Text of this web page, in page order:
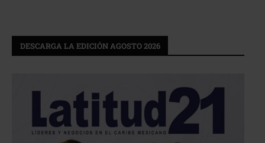
DESCARGA LA EDICIÓN AGOSTO 2026